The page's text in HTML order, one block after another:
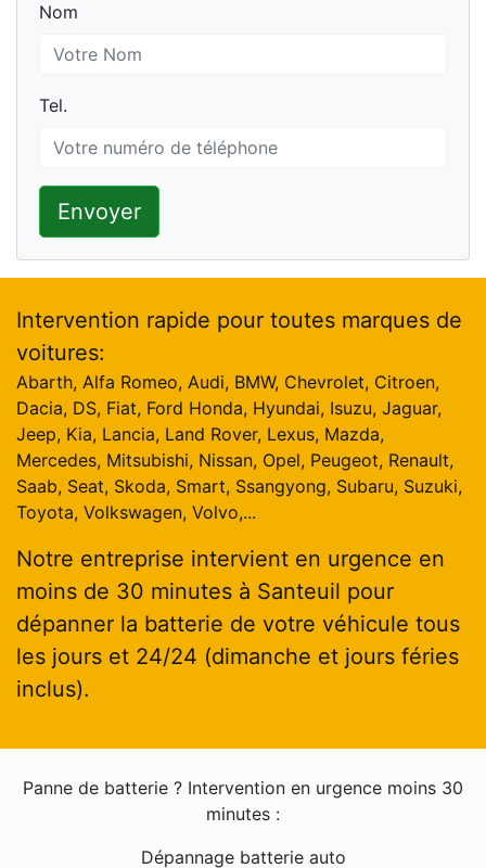
Nom
Nom
Tel.
Tel.
Envoyer
Intervention rapide pour toutes marques de
voitures:
Abarth, Alfa Romeo, Audi, BMW, Chevrolet, Citroen,
Dacia, DS, Fiat, Ford Honda, Hyundai, Isuzu, Jaguar,
Jeep, Kia, Lancia, Land Rover, Lexus, Mazda,
Mercedes, Mitsubishi, Nissan, Opel, Peugeot, Renault,
Saab, Seat, Skoda, Smart, Ssangyong, Subaru, Suzuki,
Toyota, Volkswagen, Volvo,...
Notre entreprise intervient en urgence en
moins de 30 minutes à Santeuil pour
dépanner la batterie de votre véhicule tous
les jours et 24/24 (dimanche et jours féries
inclus).
Panne de batterie ? Intervention en urgence moins 30
minutes :
Dépannage batterie auto